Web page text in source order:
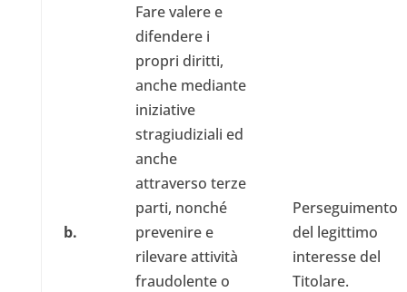
b.
Fare valere e
difendere i
propri diritti,
anche mediante
iniziative
stragiudiziali ed
anche
attraverso terze
parti, nonché
prevenire e
rilevare attività
fraudolente o
Perseguimento
del legittimo
interesse del
Titolare.